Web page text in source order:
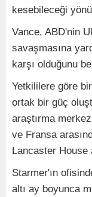
kesebileceği
Vance, ABD'nin
savaşmasına
karşı olduğunu
Yetkililere göre
ortak bir güç
araştırma
ve Fransa
Lancaster House
Starmer'ın
altı ay boyunca